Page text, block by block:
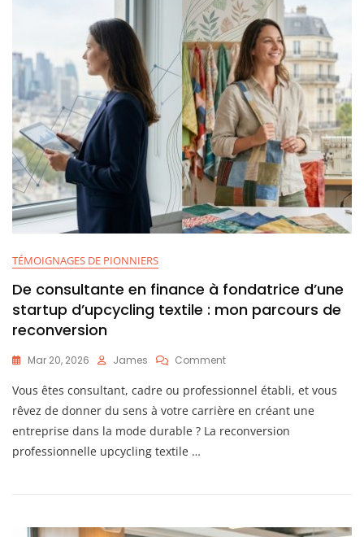
TÉMOIGNAGES DE PIONNIERS
De consultante en finance à fondatrice d’une
startup d’upcycling textile : mon parcours de
reconversion
Mar 20, 2026 James CommentOn
Consultante
En
À
D’upcycling
:
Vous êtes consultant, cadre ou professionnel établi, et vous
rêvez de donner du sens à votre carrière en créant une
entreprise dans la mode durable ? La reconversion
professionnelle upcycling textile …